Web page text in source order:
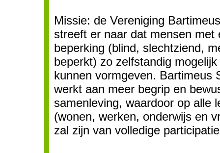
Missie: de Vereniging
streeft er naar dat mensen met
beperking (blind, slechtziend,
beperkt) zo zelfstandig
kunnen vormgeven. Bartimeus
werkt aan meer begrip en
samenleving, waardoor op alle
(wonen, werken, onderwijs en
zal zijn van volledige